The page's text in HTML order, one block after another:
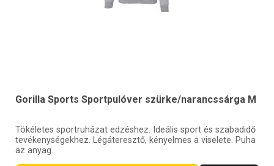
Gorilla Sports Sportpulóver szürke/narancssárga M
Tökéletes sportruházat edzéshez. Ideális sport és szabadidő
tevékenységekhez. Légáteresztő, kényelmes a viselete. Puha
az anyag.